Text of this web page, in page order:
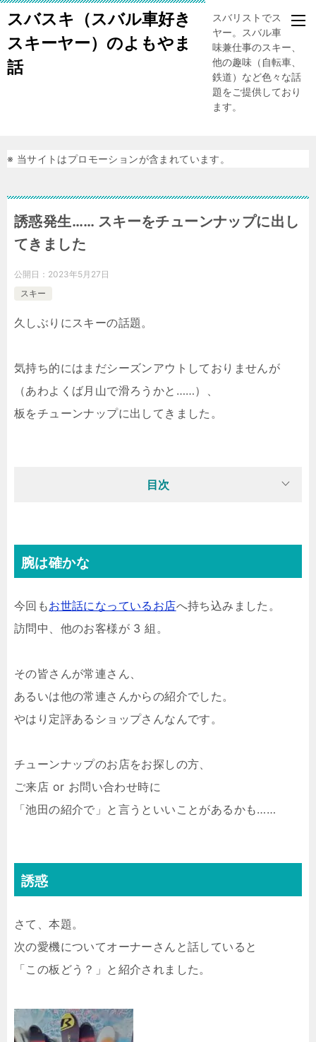
スバスキ（スバル車好き
スキーヤー）のよもやま
話
スバリストでスキー
ヤー。スバル車、趣
味兼仕事のスキー、
他の趣味（自転車、
鉄道）など色々な話
題をご提供しており
ます。
※ 当サイトはプロモーションが含まれています。
誘惑発生…… スキーをチューンナップに出し
てきました
公開日： 2023年5月27日
スキー
久しぶりにスキーの話題。
気持ち的にはまだシーズンアウトしておりませんが
（あわよくば月山で滑ろうかと……）、
板をチューンナップに出してきました。
目次
腕は確かな
今回もお世話になっているお店へ持ち込みました。
訪問中、他のお客様が 3 組。
その皆さんが常連さん、
あるいは他の常連さんからの紹介でした。
やはり定評あるショップさんなんです。
チューンナップのお店をお探しの方、
ご来店 or お問い合わせ時に
「池田の紹介で」と言うといいことがあるかも……
誘惑
さて、本題。
次の愛機についてオーナーさんと話していると
「この板どう？」と紹介されました。